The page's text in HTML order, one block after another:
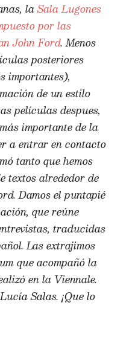
laSala Lugones
por las
John Ford. Menos
posteriores
importantes),
de un estilo
películas despues,
importante de la
a entrar en contacto
tanto que hemos
textos alrededor de
Damos el puntapié
que reúne
traducidas
Las extrajimos
que acompañó la
en la Viennale.
Salas. ¡Que lo